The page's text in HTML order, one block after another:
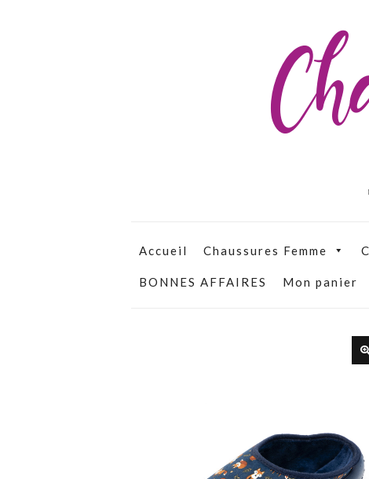
Accueil Chaussures Femme
BONNES AFFAIRES Mon panier